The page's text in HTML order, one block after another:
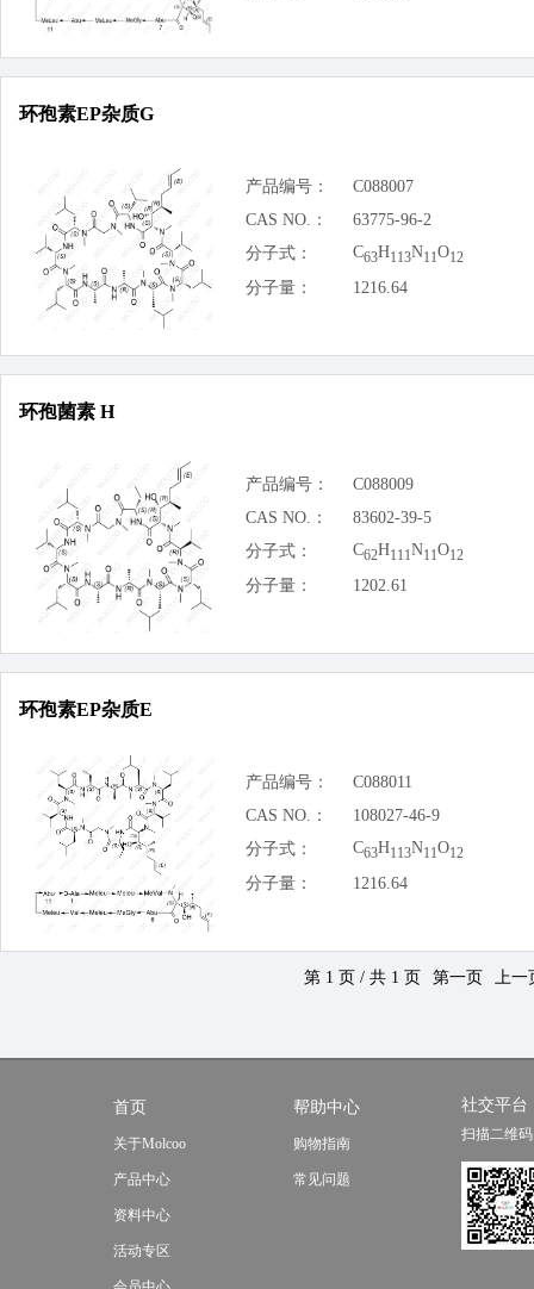
环孢素EP杂质G
产品编号：
C088007
CAS NO.：
63775-96-2
分子式：
C63H113N11O12
分子量： 1216.64
环孢菌素 H
产品编号：
C088009
CAS NO.：
83602-39-5
分子式：
C62H111N11O12
分子量： 1202.61
环孢素EP杂质E
产品编号：
C088011
CAS NO.：
108027-46-9
分子式：
C63H113N11O12
分子量： 1216.64
第 1 页 / 共 1 页 第一页 上一
首页
关于Molcoo
产品中心
资料中心
活动专区
帮助中心
购物指南
常见问题
社交平台
扫描二维